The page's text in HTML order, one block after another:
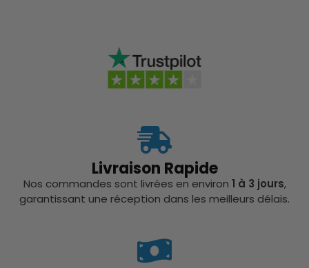
Livraison Rapide
Nos commandes sont livrées en environ 1 à 3 jours,
garantissant une réception dans les meilleurs délais.